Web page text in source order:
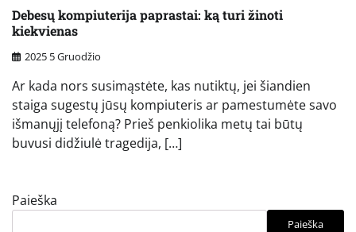
Debesų kompiuterija paprastai: ką turi žinoti
kiekvienas
2025 5 Gruodžio
Ar kada nors susimąstėte, kas nutiktų, jei šiandien
staiga sugestų jūsų kompiuteris ar pamestumėte savo
išmanųjį telefoną? Prieš penkiolika metų tai būtų
buvusi didžiulė tragedija, […]
Paieška
Paieška